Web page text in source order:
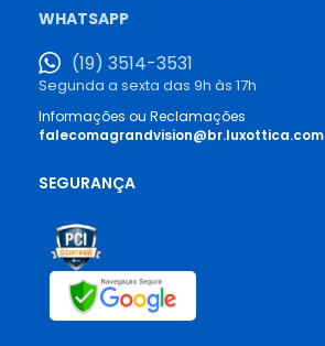
WHATSAPP
(19) 3514-3531
Segunda a sexta das 9h às 17h
Informações ou Reclamações
falecomagrandvision@br.luxottica.com
SEGURANÇA